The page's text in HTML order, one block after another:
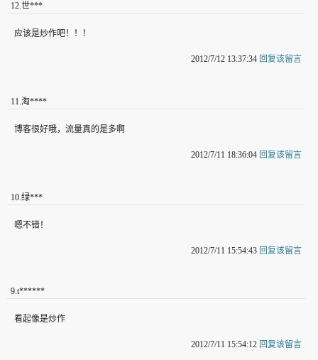
12.世***
应该是炒作吧！！！
2012/7/12 13:37:34 回复该留言
11.淘****
博客很好哦，流量真的是多啊
2012/7/11 18:36:04 回复该留言
10.绿***
嗯不错！
2012/7/11 15:54:43 回复该留言
9.t******
看起像是炒作
2012/7/11 15:54:12 回复该留言